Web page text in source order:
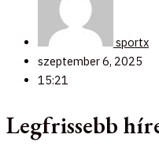
sportx
szeptember 6, 2025
15:21
Legfrissebb